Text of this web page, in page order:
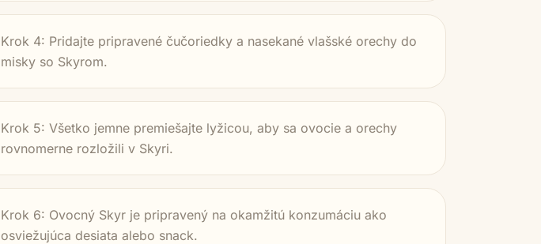
Krok 4: Pridajte pripravené čučoriedky a nasekané vlašské orechy do
misky so Skyrom.
Krok 5: Všetko jemne premiešajte lyžicou, aby sa ovocie a orechy
rovnomerne rozložili v Skyri.
Krok 6: Ovocný Skyr je pripravený na okamžitú konzumáciu ako
osviežujúca desiata alebo snack.